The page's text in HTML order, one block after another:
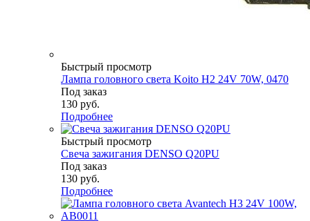
Быстрый просмотр
Лампа головного света Koito H2 24V 70W, 0470
Под заказ
130 руб.
Подробнее
Быстрый просмотр
Свеча зажигания DENSO Q20PU
Под заказ
130 руб.
Подробнее